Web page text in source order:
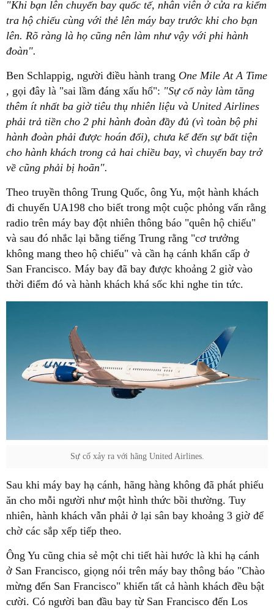
"Khi bạn lên chuyến bay quốc tế, nhân viên ở cửa ra kiểm
tra hộ chiếu cùng với thẻ lên máy bay trước khi cho bạn
lên. Rõ ràng là họ cũng nên làm như vậy với phi hành
đoàn".
Ben Schlappig, người điều hành trang One Mile At A Time
, gọi đây là "sai lầm đáng xấu hổ": "Sự cố này làm tăng
thêm ít nhất ba giờ tiêu thụ nhiên liệu và United Airlines
phải trả tiền cho 2 phi hành đoàn đầy đủ (vì toàn bộ phi
hành đoàn phải được hoán đổi), chưa kể đến sự bất tiện
cho hành khách trong cả hai chiều bay, vì chuyến bay trở
về cũng phải bị hoãn".
Theo truyền thông Trung Quốc, ông Yu, một hành khách
đi chuyến UA198 cho biết trong một cuộc phỏng vấn rằng
radio trên máy bay đột nhiên thông báo "quên hộ chiếu"
và sau đó nhắc lại bằng tiếng Trung rằng "cơ trưởng
không mang theo hộ chiếu" và cần hạ cánh khẩn cấp ở
San Francisco. Máy bay đã bay được khoảng 2 giờ vào
thời điểm đó và hành khách khá sốc khi nghe tin tức.
Sự cố xảy ra với hãng United Airlines.
Sau khi máy bay hạ cánh, hãng hàng không đã phát phiếu
ăn cho mỗi người như một hình thức bồi thường. Tuy
nhiên, hành khách vẫn phải ở lại sân bay khoảng 3 giờ để
chờ các sắp xếp tiếp theo.
Ông Yu cũng chia sẻ một chi tiết hài hước là khi hạ cánh
ở San Francisco, giọng nói trên máy bay thông báo "Chào
mừng đến San Francisco" khiến tất cả hành khách đều bật
cười. Có người ban đầu bay từ San Francisco đến Los